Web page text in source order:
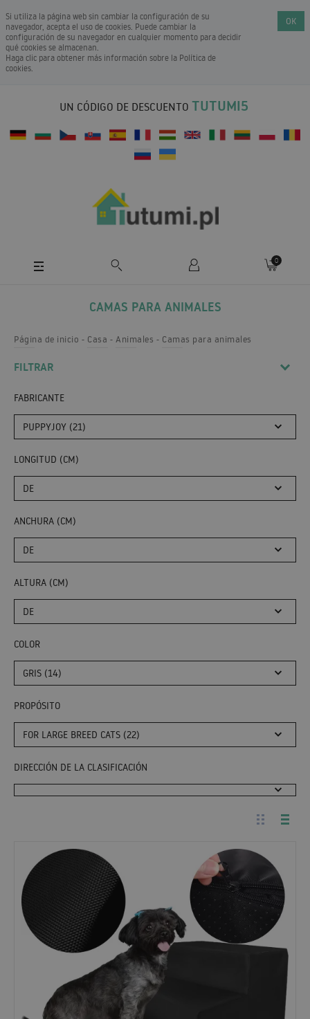
Si utiliza la página web sin cambiar la configuración de su
navegador, acepta el uso de cookies. Puede cambiar la
configuración de su navegador en cualquier momento para decidir
qué cookies se almacenan.
Haga clic para obtener más información sobre la Política de
cookies.
OK
UN CÓDIGO DE DESCUENTO TUTUMI5
0
CAMAS PARA ANIMALES
Página de inicio Casa Animales Camas para animales
FILTRAR
FABRICANTE
PUPPYJOY (21)
LONGITUD (CM)
DE
ANCHURA (CM)
DE
ALTURA (CM)
DE
COLOR
GRIS (14)
PROPÓSITO
FOR LARGE BREED CATS (22)
DIRECCIÓN DE LA CLASIFICACIÓN